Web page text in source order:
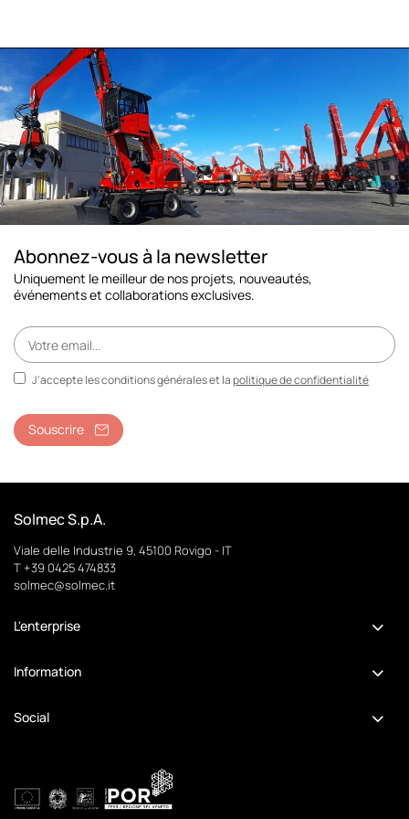
Abonnez-vous à la newsletter
Uniquement le meilleur de nos projets, nouveautés,
événements et collaborations exclusives.
J'accepte les conditions générales et lapolitique de confidentialité
Souscrire
Solmec S.p.A.
Viale delle Industrie 9, 45100 Rovigo - IT
T +39 0425 474833
solmec@solmec.it
L'enterprise
Information
Social